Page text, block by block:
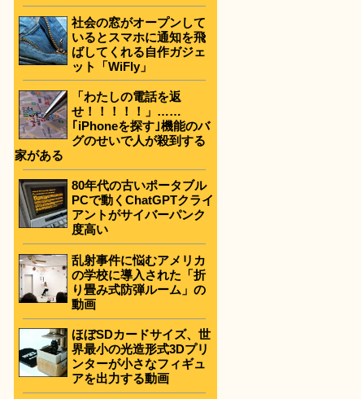
社会の窓がオープンして
いるとスマホに通知を飛
ばしてくれる自作ガジェ
ット「WiFly」
「わたしの電話を返
せ！！！！！」……
｢iPhoneを探す｣機能のバ
グのせいで人が殺到する
家がある
80年代の古いポータブル
PCで動くChatGPTクライ
アントがサイバーパンク
度高い
乱射事件に悩むアメリカ
の学校に導入された「折
り畳み式防弾ルーム」の
動画
ほぼSDカードサイズ、世
界最小の光造形式3Dプリ
ンターが小さなフィギュ
アを出力する動画